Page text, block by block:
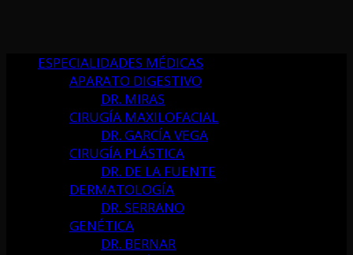
ESPECIALIDADES MÉDICAS
APARATO DIGESTIVO
DR. MIRAS
CIRUGÍA MAXILOFACIAL
DR. GARCÍA VEGA
CIRUGÍA PLÁSTICA
DR. DE LA FUENTE
DERMATOLOGÍA
DR. SERRANO
GENÉTICA
DR. BERNAR